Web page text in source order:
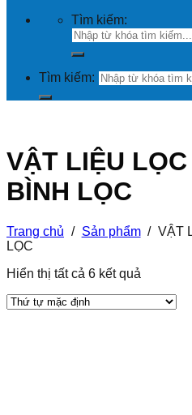
Tìm kiếm:
Tìm kiếm:
VẬT LIỆU
BÌNH LỌC
Trang chủ / Sản phẩm / VẬT
LỌC
Hiển thị tất cả 6 kết quả